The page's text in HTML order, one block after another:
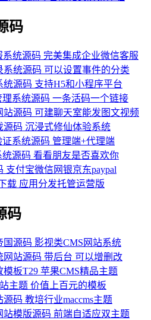
码
统源码 完美集成企业微信客服
系统源码 可以设置事件的分类
源码 支持H5和小程序平台
系统源码 一条活码一个链接
站源码 可建聊天室能发图文视频
码 沉浸式修仙体验系统
系统源码 管理端+代理端
源码 看看朋友是否喜欢你
支付宝微信网银京东paypal
载 应用分发托管运营版
码
源码 影视类CMS网站系统
站源码 带后台 可以增删改
模板T29 苹果CMS精品主题
主题 价值上百元的模板
码 教培行业maccms主题
模版源码 前端自适应双主题